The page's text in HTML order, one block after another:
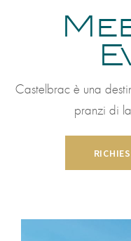
Castelbrac è una
pranzi di